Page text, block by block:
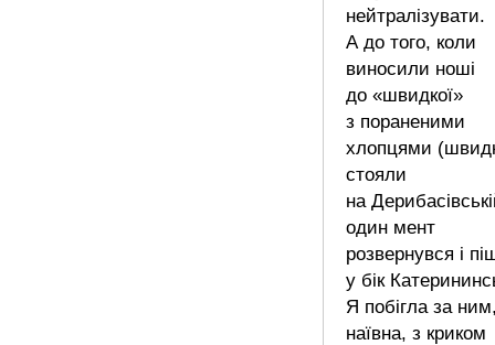
нейтралізувати.
А до того, коли
виносили ноші
до «швидкої»
з пораненими
хлопцями
стояли
на
один мент
розвернувся і
у бік
Я побігла за
наївна, з криком